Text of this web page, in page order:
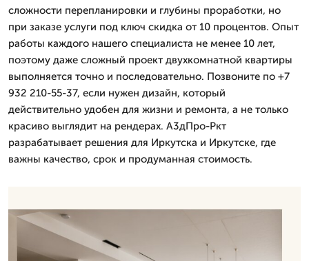
сложности перепланировки и глубины проработки, но
при заказе услуги под ключ скидка от 10 процентов. Опыт
работы каждого нашего специалиста не менее 10 лет,
поэтому даже сложный проект двухкомнатной квартиры
выполняется точно и последовательно. Позвоните по +7
932 210-55-37, если нужен дизайн, который
действительно удобен для жизни и ремонта, а не только
красиво выглядит на рендерах. А3дПро-Ркт
разрабатывает решения для Иркутска и Иркутске, где
важны качество, срок и продуманная стоимость.